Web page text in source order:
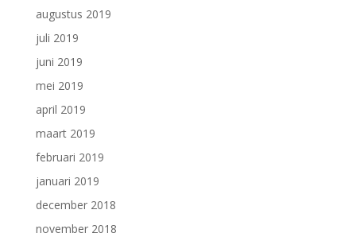
augustus 2019
juli 2019
juni 2019
mei 2019
april 2019
maart 2019
februari 2019
januari 2019
december 2018
november 2018